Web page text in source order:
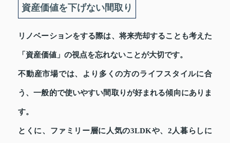
資産価値を下げない間取り
リノベーションをする際は、将来売却することも考えた
「資産価値」の視点を忘れないことが大切です。
不動産市場では、より多くの方のライフスタイルに合
う、一般的で使いやすい間取りが好まれる傾向にありま
す。
とくに、ファミリー層に人気の3LDKや、2人暮らしに